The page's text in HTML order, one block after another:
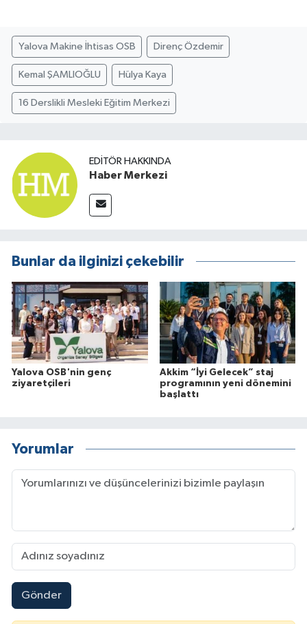
Yalova Makine İhtisas OSB Direnç Özdemir
Kemal ŞAMLIOĞLU Hülya Kaya
16 Derslikli Mesleki Eğitim Merkezi
EDITÖR HAKKINDA
Haber Merkezi
Bunlar da ilginizi çekebilir
Yalova OSB'nin genç
ziyaretçileri
Akkim “İyi Gelecek” staj
programının yeni dönemini
başlattı
Yorumlar
Gönder